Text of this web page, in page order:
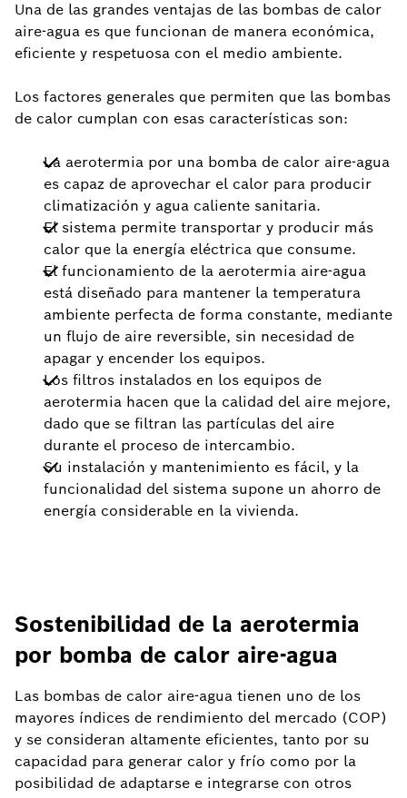
Una de las grandes ventajas de las bombas de calor
aire-agua es que funcionan de manera económica,
eficiente y respetuosa con el medio ambiente.
Los factores generales que permiten que las bombas
de calor cumplan con esas características son:
La aerotermia por una bomba de calor aire-agua
es capaz de aprovechar el calor para producir
climatización y agua caliente sanitaria.
El sistema permite transportar y producir más
calor que la energía eléctrica que consume.
El funcionamiento de la aerotermia aire-agua
está diseñado para mantener la temperatura
ambiente perfecta de forma constante, mediante
un flujo de aire reversible, sin necesidad de
apagar y encender los equipos.
Los filtros instalados en los equipos de
aerotermia hacen que la calidad del aire mejore,
dado que se filtran las partículas del aire
durante el proceso de intercambio.
Su instalación y mantenimiento es fácil, y la
funcionalidad del sistema supone un ahorro de
energía considerable en la vivienda.
Sostenibilidad de la aerotermia
por bomba de calor aire-agua
Las bombas de calor aire-agua tienen uno de los
mayores índices de rendimiento del mercado (COP)
y se consideran altamente eficientes, tanto por su
capacidad para generar calor y frío como por la
posibilidad de adaptarse e integrarse con otros